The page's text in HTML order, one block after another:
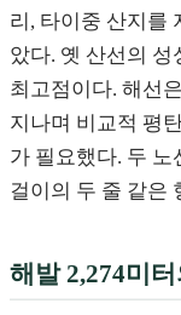
리, 타이중 산지를
았다. 옛 산선의 성
최고점이다. 해선
지나며 비교적 평
가 필요했다. 두
걸이의 두 줄 같은
해발 2,274미